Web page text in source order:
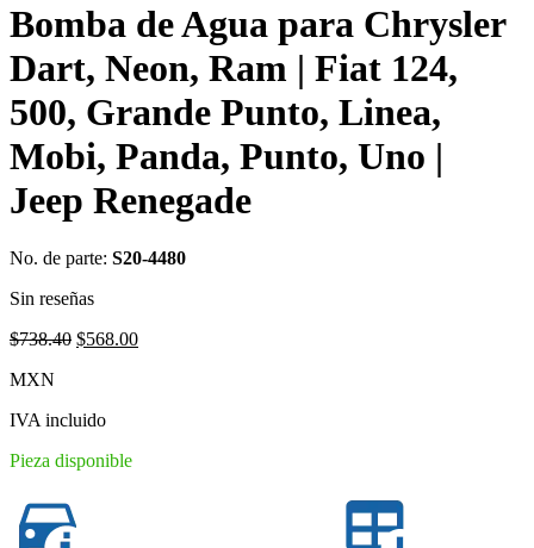
Bomba de Agua para Chrysler
Dart, Neon, Ram | Fiat 124,
500, Grande Punto, Linea,
Mobi, Panda, Punto, Uno |
Jeep Renegade
No. de parte: S20-4480
Sin reseñas
$738.40 Original
$568.00Current
MXN
IVA incluido
Pieza disponible